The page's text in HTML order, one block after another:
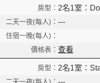
2名1室：
---
查看
2名1室：